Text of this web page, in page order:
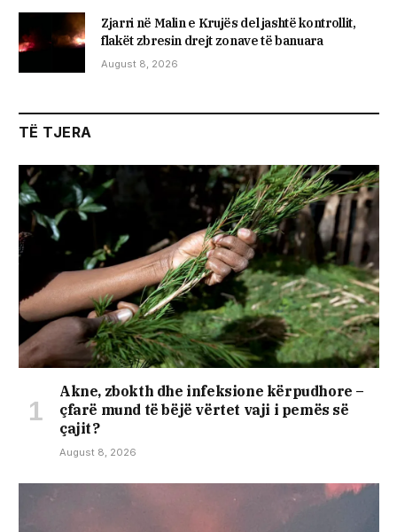
Zjarri në Malin e Krujës del jashtë kontrollit,
flakët zbresin drejt zonave të banuara
August 8, 2026
TË TJERA
Akne, zbokth dhe infeksione kërpudhore –
çfarë mund të bëjë vërtet vaji i pemës së
çajit?
August 8, 2026